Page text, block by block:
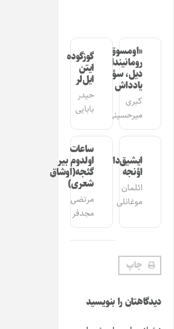
«اومسوق»
رومانیندا
دیل، سؤز،
یادداش
کبری
میرحسینی
گوزگوده
ایتن
ایل‌لر
حیدر
بابایی
ایشیق‌دان
اؤنجه
ائلمان
موغانلی
ساعات
اولدوم بیر
گئجه(اوشاق
شعری)
مرتضی
مجدفر
چاپ
دیدگاهتان را بنویسید